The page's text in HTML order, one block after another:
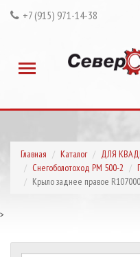
+7 (915) 971-14-38
Главная Каталог ДЛЯ
Снегоболотоход РМ 500-2
Крыло заднее правое
>